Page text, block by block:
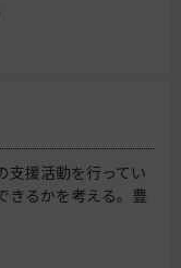
支援活動を行ってい
きるかを考える。豊